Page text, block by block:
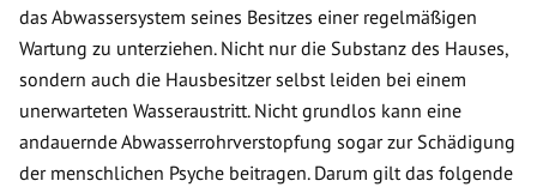
das Abwassersystem seines Besitzes einer regelmäßigen
Wartung zu unterziehen. Nicht nur die Substanz des Hauses,
sondern auch die Hausbesitzer selbst leiden bei einem
unerwarteten Wasseraustritt. Nicht grundlos kann eine
andauernde Abwasserrohrverstopfung sogar zur Schädigung
der menschlichen Psyche beitragen. Darum gilt das folgende